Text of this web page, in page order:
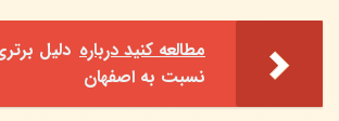
مطالعه کنید درباره‌ دلیل
نسبت به اصفهان